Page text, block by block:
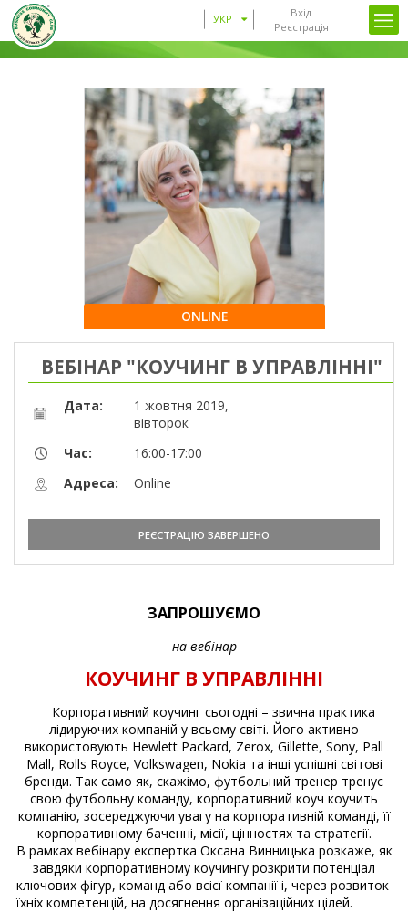
Вхід
Реєстрація
УКР
ONLINE
ВЕБІНАР "КОУЧИНГ В УПРАВЛІННІ"
Дата:
1 жовтня 2019,
вівторок
Час:
16:00-17:00
Адреса:
Online
РЕЄСТРАЦІЮ ЗАВЕРШЕНО
ЗАПРОШУЄМО
на вебінар
КОУЧИНГ В УПРАВЛІННІ
Корпоративний коучинг сьогодні – звична практика
лідируючих компаній у всьому світі. Його активно
використовують Hewlett Packard, Zerox, Gillette, Sony, Pall
Mall, Rolls Royce, Volkswagen, Nokia та інші успішні світові
бренди. Так само як, скажімо, футбольний тренер тренує
свою футбольну команду, корпоративний коуч коучить
компанію, зосереджуючи увагу на корпоративній команді, її
корпоративному баченні, місії, цінностях та стратегії.
В рамках вебінару експертка Оксана Винницька розкаже, як
завдяки корпоративному коучингу розкрити потенціал
ключових фігур, команд або всієї компанії і, через розвиток
їхніх компетенцій, на досягнення організаційних цілей.